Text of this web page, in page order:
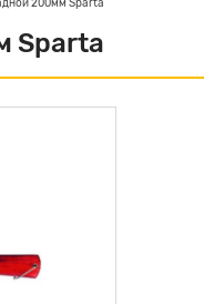
200мм Sparta
Sparta